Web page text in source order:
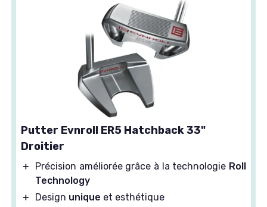
Putter Evnroll ER5 Hatchback 33"
Droitier
＋ Précision améliorée grâce à la technologie Roll
Technology
＋
Design unique et esthétique